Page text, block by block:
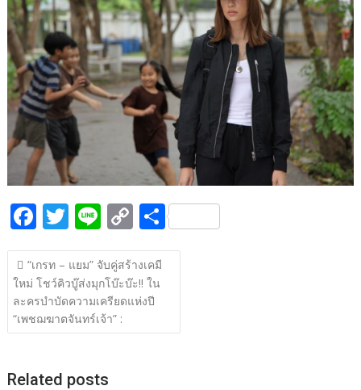
o
o
k
Li
n
k
F
ac
e
b
o
o
k
T
w
itt
er
Li
n
e
C
o
p
y
n
S
h
แนะแนว
เรื่อง
“เกรท – แยม” จับคู่สร้างเคมี
ใหม่ โชว์คิวบู๊ส่งมุกโบ๊ะบ๊ะ!! ใน
ละครบำบัดความเครียดแห่งปี
“เพชฌฆาตจันทร์เจ้า” :
Related posts